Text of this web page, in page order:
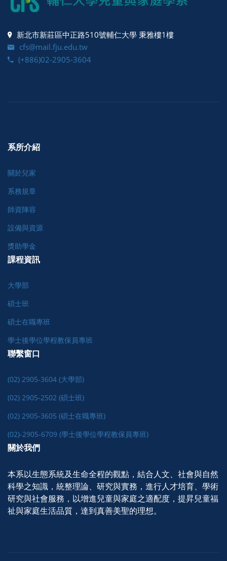
新北市新莊區中正路510號輔仁大學 秉雅樓1樓
cfs@mail.fju.edu.tw
(+886)02-2905-3604
系所介紹
關於兒家
系務規章
師資陣容
設備與資源
獎助學金
課程資訊
大學部
碩士班
碩士在職專班
學士後學位學程教保員專班
聯繫窗口
(02) 2905-3604 (大學部)
(02) 2905-2502 (碩士班)
(02) 2905-3605 (碩士在職專班)
(02)-2905-6709 (學士後學位學程教保員專班)
關於我們
本系以生態系統及生命全程的觀點，結合人文、社會與自然
科學之知識，統整理論、研究與實務，進行人才培育、學術
研究與社會服務，以增進兒童與家庭之適配度，提昇兒童福
祉與家庭生活品質，達到真善美聖的理想。